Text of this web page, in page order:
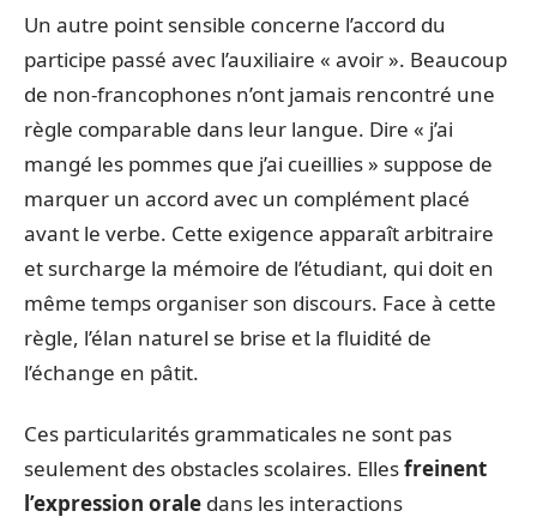
Un autre point sensible concerne l’accord du
participe passé avec l’auxiliaire « avoir ». Beaucoup
de non-francophones n’ont jamais rencontré une
règle comparable dans leur langue. Dire « j’ai
mangé les pommes que j’ai cueillies » suppose de
marquer un accord avec un complément placé
avant le verbe. Cette exigence apparaît arbitraire
et surcharge la mémoire de l’étudiant, qui doit en
même temps organiser son discours. Face à cette
règle, l’élan naturel se brise et la fluidité de
l’échange en pâtit.
Ces particularités grammaticales ne sont pas
seulement des obstacles scolaires. Ellesfreinent
l’expression orale dans les interactions